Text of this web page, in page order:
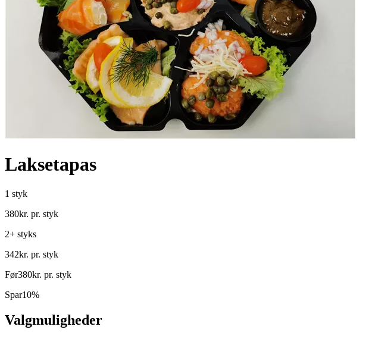
Laksetapas
1 styk
380kr. pr. styk
2+ styks
342kr. pr. styk
Før380kr. pr. styk
Spar10%
Valgmuligheder